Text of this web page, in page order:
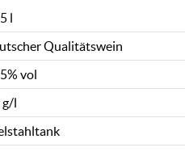
l
Qualitätswein
vol
g/l